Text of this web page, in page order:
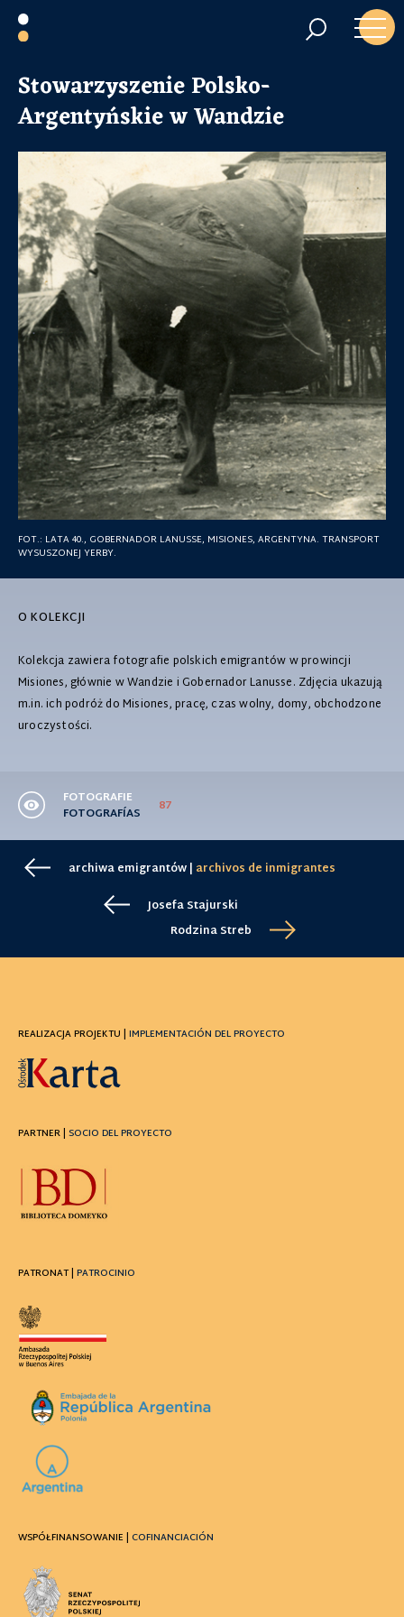
FOT.: LATA 40., GOBERNADOR LANUSSE, MISIONES, ARGENTYNA. TRANSPORT
WYSUSZONEJ YERBY.
Stowarzyszenie Polsko-
Argentyńskie w Wandzie
FOTOGRAFIE
FOTOGRAFÍAS
87
O KOLEKCJI
Kolekcja zawiera fotografie polskich emigrantów w prowincji
Misiones, głównie w Wandzie i Gobernador Lanusse. Zdjęcia ukazują
m.in. ich podróż do Misiones, pracę, czas wolny, domy, obchodzone
uroczystości.
archiwa emigrantów | archivos de inmigrantes
Josefa Stajurski
Rodzina Streb
REALIZACJA PROJEKTU | IMPLEMENTACIÓN DEL PROYECTO
PARTNER | SOCIO DEL PROYECTO
PATRONAT | PATROCINIO
WSPÓŁFINANSOWANIE | COFINANCIACIÓN